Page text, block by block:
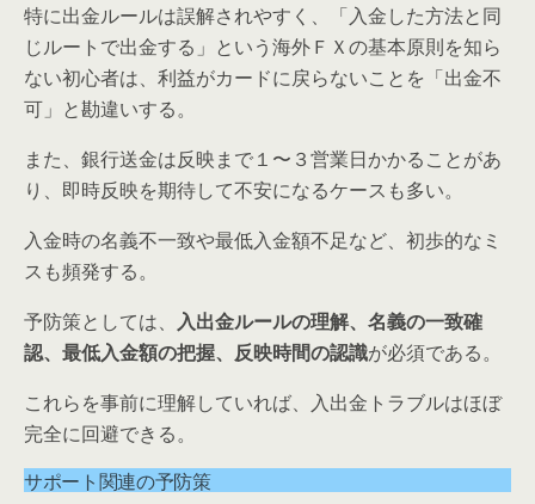
特に出金ルールは誤解されやすく、「入金した方法と同
じルートで出金する」という海外ＦＸの基本原則を知ら
ない初心者は、利益がカードに戻らないことを「出金不
可」と勘違いする。
また、銀行送金は反映まで１〜３営業日かかることがあ
り、即時反映を期待して不安になるケースも多い。
入金時の名義不一致や最低入金額不足など、初歩的なミ
スも頻発する。
予防策としては、 入出金ルールの理解、名義の一致確
認、最低入金額の把握、反映時間の認識が必須である。
これらを事前に理解していれば、入出金トラブルはほぼ
完全に回避できる。
サポート関連の予防策